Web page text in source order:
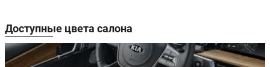
Доступные цвета салона